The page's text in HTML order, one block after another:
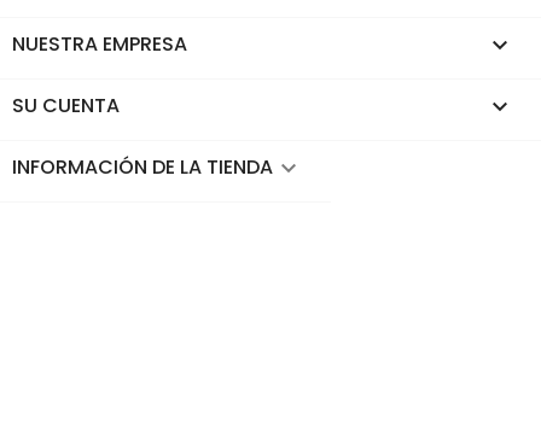
NUESTRA EMPRESA 
SU CUENTA 
INFORMACIÓN DE LA TIENDA keyboard_arrow_down